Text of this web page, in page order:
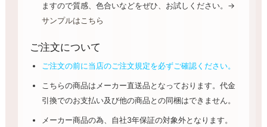
ますので質感、色合いなどをぜひ、お試しください。→
サンプルはこちら
ご注文について
ご注文の前に当店のご注文規定を必ずご確認ください。
こちらの商品はメーカー直送品となっております。代金
引換でのお支払い及び他の商品との同梱はできません。
メーカー商品の為、自社3年保証の対象外となります。